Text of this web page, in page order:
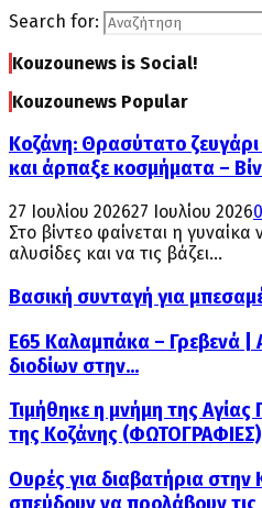
Search for:
Kouzounews is Social!
Kouzounews Popular
Κοζάνη: Θρασύτατο
και άρπαξε κοσμήματα –
27 Ιουλίου 202627 Ιουλίου 20260
Στο βίντεο φαίνεται η γυναίκα
αλυσίδες και να τις βάζει...
Βασική συνταγή για
Ε65 Καλαμπάκα – Γρεβενά |
διοδίων στην...
Τιμήθηκε η μνήμη της
της Κοζάνης (ΦΩΤΟΓΡΑΦΙΕΣ)
Ουρές για διαβατήρια στην